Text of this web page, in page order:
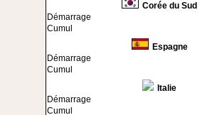
Corée du Sud
Démarrage
Cumul
Espagne
Démarrage
Cumul
Italie
Démarrage
Cumul